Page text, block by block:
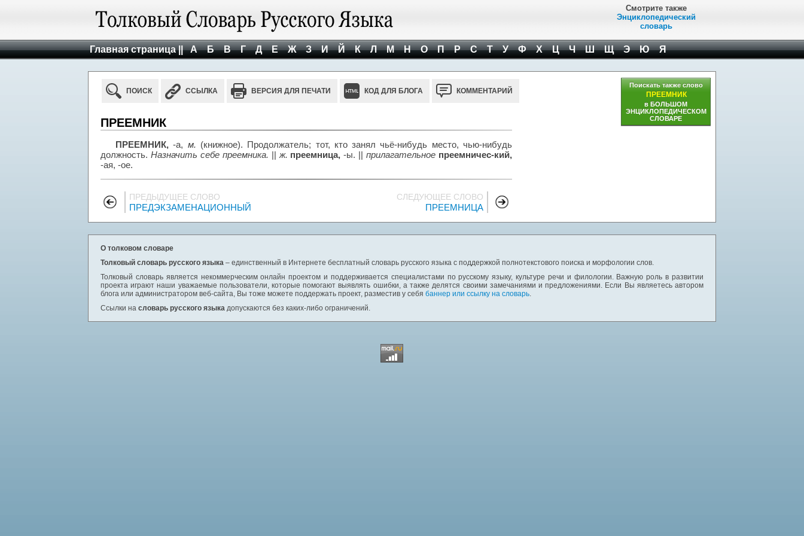
Смотрите также
Энциклопедический
словарь
Главная страница || А Б В Г Д Е Ж З И Й К Л М Н О П Р С Т У Ф Х Ц Ч Ш Щ Э Ю Я
ПОИСК ССЫЛКА ВЕРСИЯ ДЛЯ ПЕЧАТИ КОД ДЛЯ БЛОГА КОММЕНТАРИЙ
ПРЕЕМНИК
ПРЕЕМНИК, -а, м. (книжное). Продолжатель; тот, кто занял чьё-нибудь место, чью-нибудь
должность. Назначить себе преемника. || ж. преемница, -ы. ||прилагательное преемничес-кий,
-ая, -ое.
ПРЕДЫДУЩЕЕ СЛОВО
ПРЕДЭКЗАМЕНАЦИОННЫЙ
СЛЕДУЮЩЕЕ СЛОВО
ПРЕЕМНИЦА
Поискать также слово
ПРЕЕМНИК
в БОЛЬШОМ
ЭНЦИКЛОПЕДИЧЕСКОМ
СЛОВАРЕ
О толковом словаре
Толковый словарь русского языка – единственный в Интернете бесплатный словарь русского языка с поддержкой полнотекстового поиска и морфологии слов.
Толковый словарь является некоммерческим онлайн проектом и поддерживается специалистами по русскому языку, культуре речи и филологии. Важную роль в развитии
проекта играют наши уважаемые пользователи, которые помогают выявлять ошибки, а также делятся своими замечаниями и предложениями. Если Вы являетесь автором
блога или администратором веб-сайта, Вы тоже можете поддержать проект, разместив у себя баннер или ссылку на словарь.
Ссылки на словарь русского языка допускаются без каких-либо ограничений.